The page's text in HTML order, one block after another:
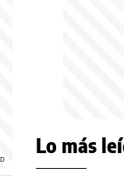
Lo más